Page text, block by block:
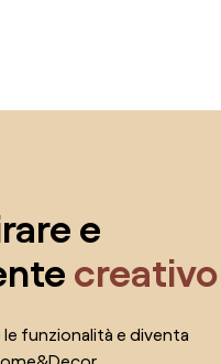
e
creativo
funzionalità e diventa